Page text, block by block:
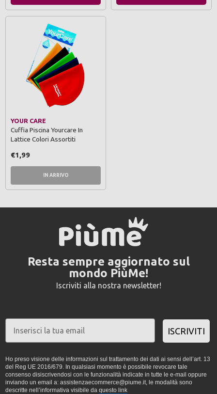
YOUR CARE
Cuffia Piscina Yourcare In
Lattice Colori Assortiti
€1,99
IN ARRIVO
Resta sempre aggiornato sul
mondo PiùMe!
Iscriviti alla nostra newsletter!
ISCRIVITI
Ho preso visione delle informazioni sul trattamento dei dati ai sensi dell’art. 13
del Reg UE 2016/679. In qualsiasi momento è possibile revocare tale
consenso disiscrivendosi con le funzionalità indicate in tutte le e-mail oppure
inviando un email a: assistenzaecommerce@piume.it, le modalità sono
descritte nell’informativa visibile da questo link